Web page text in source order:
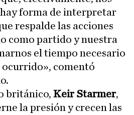
forma de interpretar
respalde las acciones
como partido y nuestra
el tiempo necesario
ocurrido», comentó
británico, Keir Starmer,
la presión y crecen las